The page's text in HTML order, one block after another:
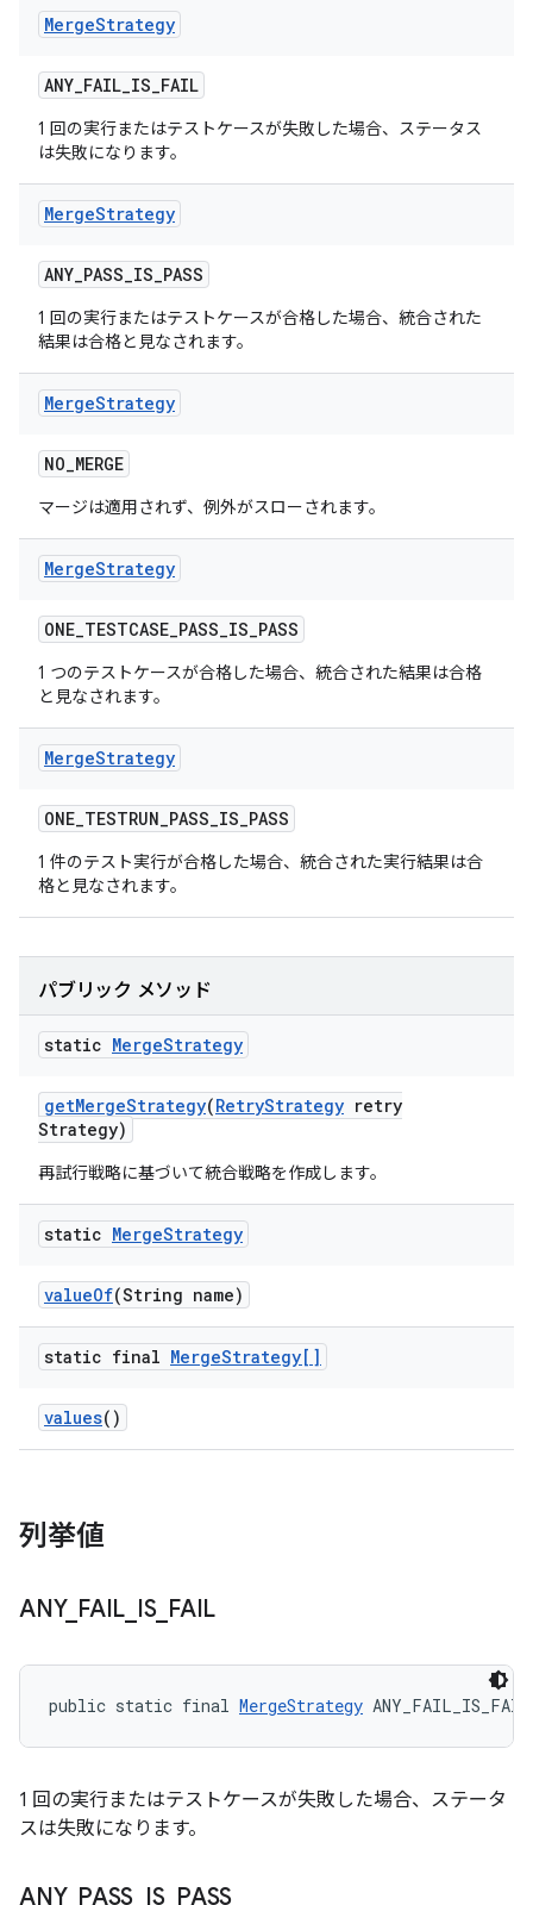
MergeStrategy
ANY_FAIL_IS_FAIL
1 回の実行またはテストケースが失敗した場合、ステータス
は失敗になります。
MergeStrategy
ANY_PASS_IS_PASS
1 回の実行またはテストケースが合格した場合、統合された
結果は合格と見なされます。
MergeStrategy
NO_MERGE
マージは適用されず、例外がスローされます。
MergeStrategy
ONE_TESTCASE_PASS_IS_PASS
1 つのテストケースが合格した場合、統合された結果は合格
と見なされます。
MergeStrategy
ONE_TESTRUN_PASS_IS_PASS
1 件のテスト実行が合格した場合、統合された実行結果は合
格と見なされます。
パブリック メソッド
static MergeStrategy
getMergeStrategy(RetryStrategy retry
Strategy)
再試行戦略に基づいて統合戦略を作成します。
static MergeStrategy
valueOf(String name)
static final MergeStrategy[]
values()
列挙値
ANY_ FAIL IS_ FAIL
public static final MergeStrategy ANY_FAIL_IS_FAIL
1 回の実行またはテストケースが失敗した場合、ステータ
スは失敗になります。
ANY_ PASS IS_ PASS